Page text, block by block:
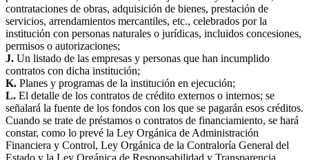
contrataciones de obras, adquisición de bienes, prestación de
servicios, arrendamientos mercantiles, etc., celebrados por la
institución con personas naturales o jurídicas, incluidos concesiones,
permisos o autorizaciones;
J. Un listado de las empresas y personas que han incumplido
contratos con dicha institución;
K. Planes y programas de la institución en ejecución;
L. El detalle de los contratos de crédito externos o internos; se
señalará la fuente de los fondos con los que se pagarán esos créditos.
Cuando se trate de préstamos o contratos de financiamiento, se hará
constar, como lo prevé la Ley Orgánica de Administración
Financiera y Control, Ley Orgánica de la Contraloría General del